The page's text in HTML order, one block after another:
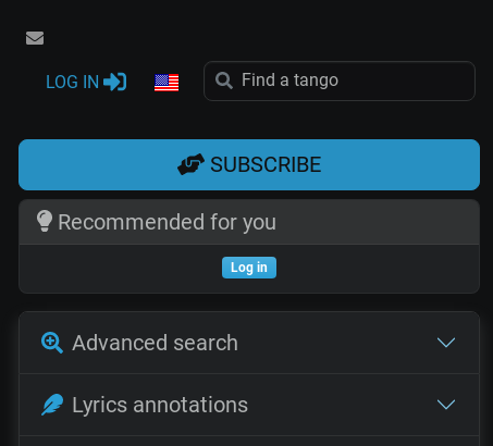
LOG IN
SUBSCRIBE
Recommended for you
Log in
Advanced search
Lyrics annotations